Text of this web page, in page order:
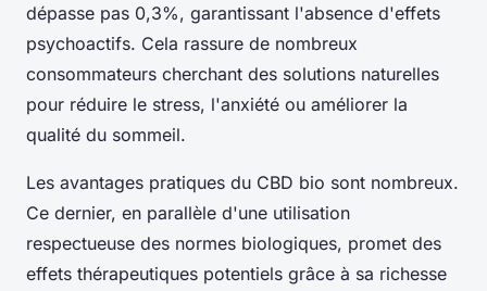
dépasse pas 0,3%, garantissant l'absence d'effets
psychoactifs. Cela rassure de nombreux
consommateurs cherchant des solutions naturelles
pour réduire le stress, l'anxiété ou améliorer la
qualité du sommeil.
Les avantages pratiques du CBD bio sont nombreux.
Ce dernier, en parallèle d'une utilisation
respectueuse des normes biologiques, promet des
effets thérapeutiques potentiels grâce à sa richesse